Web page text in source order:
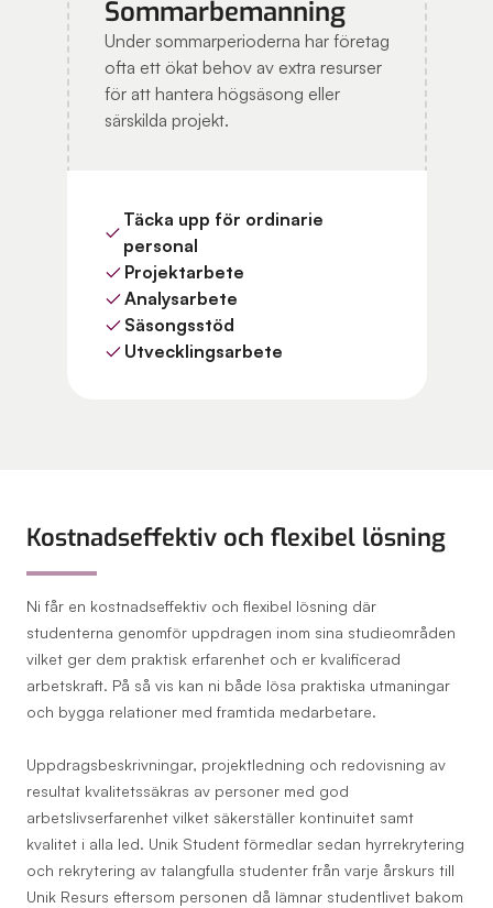
Sommarbemanning
Under sommarperioderna har företag
ofta ett ökat behov av extra resurser
för att hantera högsäsong eller
särskilda projekt.
Täcka upp för ordinarie
personal
Projektarbete
Analysarbete
Säsongsstöd
Utvecklingsarbete
Kostnadseffektiv och flexibel lösning
Ni får en kostnadseffektiv och flexibel lösning där
studenterna genomför uppdragen inom sina studieområden
vilket ger dem praktisk erfarenhet och er kvalificerad
arbetskraft. På så vis kan ni både lösa praktiska utmaningar
och bygga relationer med framtida medarbetare.
Uppdragsbeskrivningar, projektledning och redovisning av
resultat kvalitetssäkras av personer med god
arbetslivserfarenhet vilket säkerställer kontinuitet samt
kvalitet i alla led. Unik Student förmedlar sedan hyrrekrytering
och rekrytering av talangfulla studenter från varje årskurs till
Unik Resurs eftersom personen då lämnar studentlivet bakom